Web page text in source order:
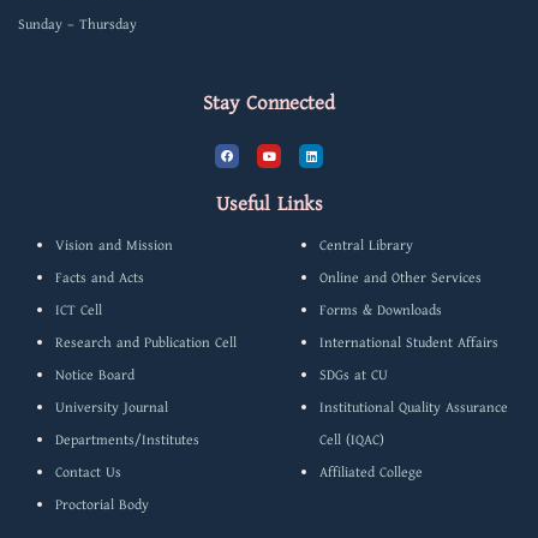
Sunday – Thursday
Stay Connected
F
a
c
b
o
Y
o
u
u
L
i
n
d
Useful Links
Vision and Mission
Facts and Acts
ICT Cell
Research and Publication Cell
Notice Board
University Journal
Departments/Institutes
Contact Us
Proctorial Body
Central Library
Online and Other Services
Forms & Downloads
International Student Affairs
SDGs at CU
Institutional Quality Assurance
Cell (IQAC)
Affiliated College